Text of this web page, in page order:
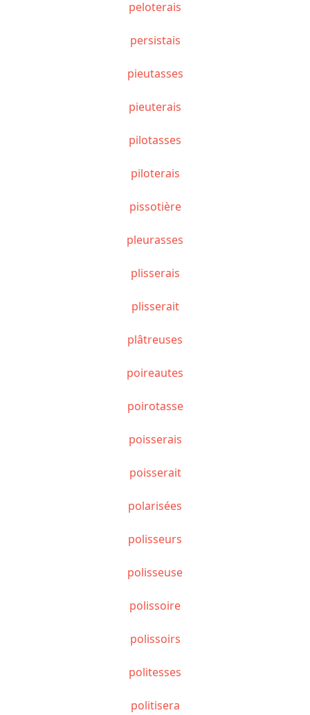
peloterais
persistais
pieutasses
pieuterais
pilotasses
piloterais
pissotière
pleurasses
plisserais
plisserait
plâtreuses
poireautes
poirotasse
poisserais
poisserait
polarisées
polisseurs
polisseuse
polissoire
polissoirs
politesses
politisera